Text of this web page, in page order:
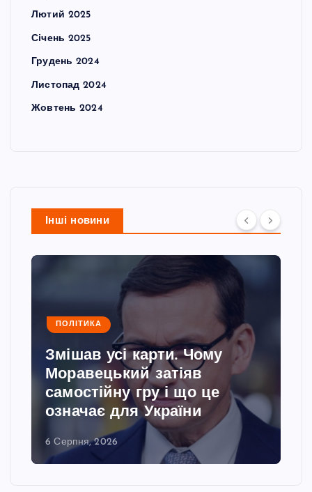
Лютий 2025
Січень 2025
Грудень 2024
Листопад 2024
Жовтень 2024
Інші новини
ПОЛІТИКА
Змішав усі карти. Чому
Моравецький затіяв
самостійну гру і що це
означає для України
6 Серпня, 2026